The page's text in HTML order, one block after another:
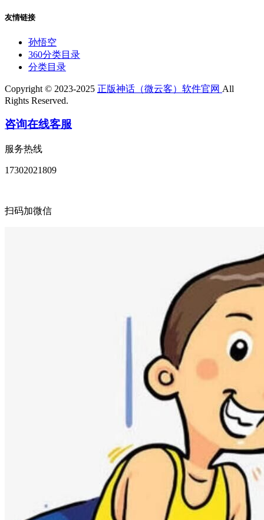
友情链接
孙悟空
360分类目录
分类目录
Copyright © 2023-2025 正版神话（微云客）软件官网 All
Rights Reserved.
咨询在线客服
服务热线
17302021809
扫码加微信